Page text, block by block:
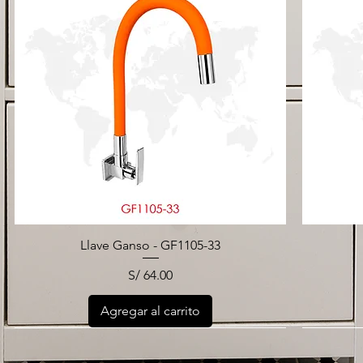
Llave Ganso - GF1105-33
Precio
S/ 64.00
Agregar al carrito